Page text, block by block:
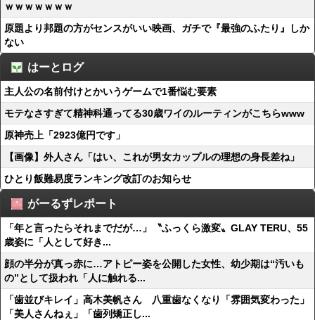
ｗｗｗｗｗｗｗ
原題より邦題の方がセンスがいい映画、ガチで『最強のふたり』しか
ない
はーとログ
主人公の名前付けとかいうゲームで1番悩む要素
モテなさすぎて精神科通ってる30歳ワイのルーティンがこちらwww
原神売上「2923億円です」
【画像】外人さん「はい、これが男女カップルの理想の身長差ね」
ひとり飯難易度ランキング改訂のお知らせ
がーるずレポート
「年と言ったらそれまでだが…」〝ふっくら激変〟GLAY TERU、55
歳姿に「人として好き...
顔の半分が真っ赤に…アトピー姿を公開した女性、幼少期は“汚いも
の”として扱われ「人に触れる...
「歯並びキレイ」高木美帆さん 八重歯なくなり「雰囲気変わった」
「美人さんねぇ」「歯列矯正し...